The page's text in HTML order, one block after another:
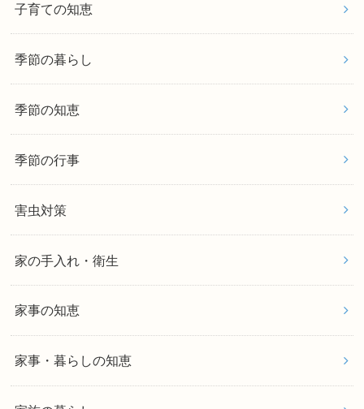
子育ての知恵
季節の暮らし
季節の知恵
季節の行事
害虫対策
家の手入れ・衛生
家事の知恵
家事・暮らしの知恵